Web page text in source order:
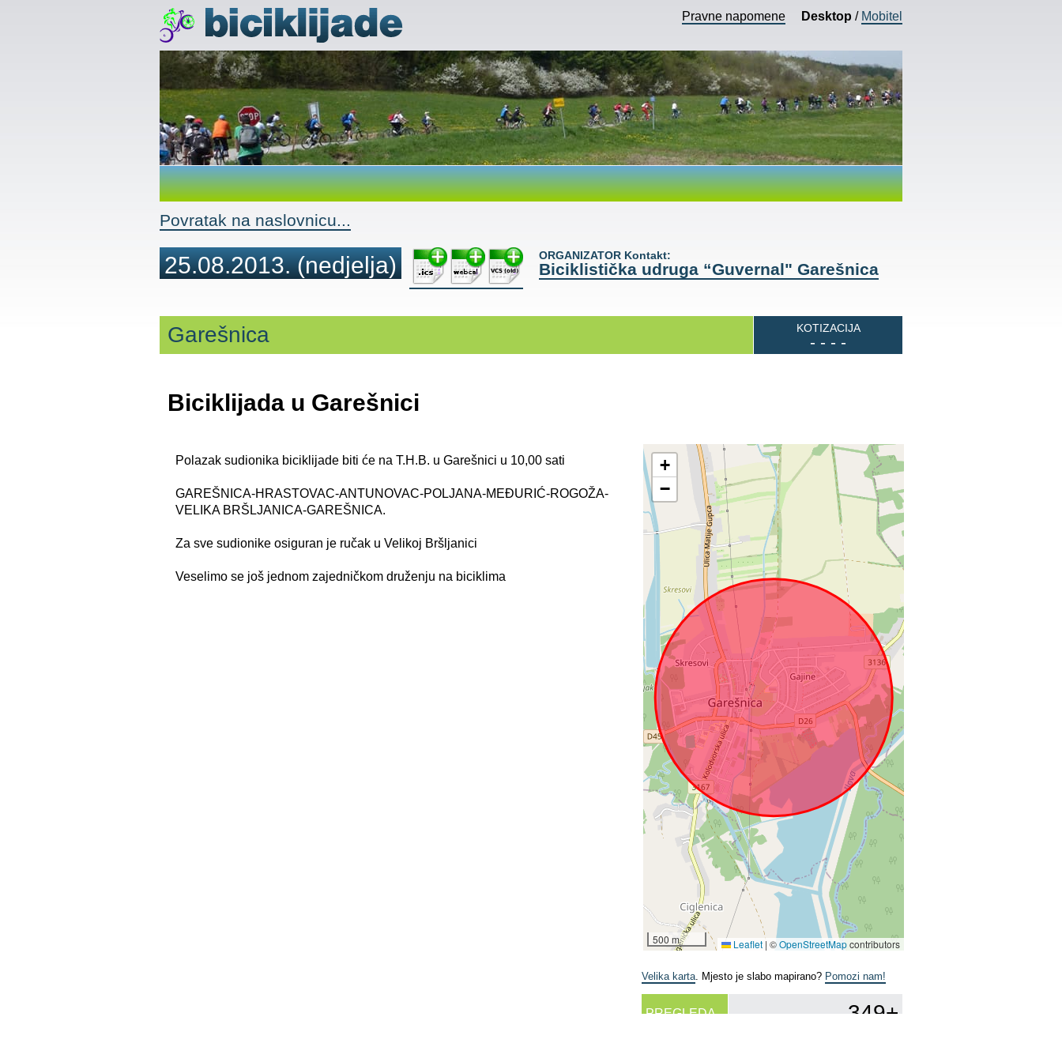
Pravne napomene Desktop / Mobitel
Povratak na naslovnicu...
25.08.2013.(nedjelja) ORGANIZATOR Kontakt:
Biciklistička udruga “Guvernal" Garešnica
Garešnica KOTIZACIJA
- - - -
Biciklijada u Garešnici
Polazak sudionika biciklijade biti će na T.H.B. u Garešnici u 10,00 sati
GAREŠNICA-HRASTOVAC-ANTUNOVAC-POLJANA-MEĐURIĆ-ROGOŽA-
VELIKA BRŠLJANICA-GAREŠNICA.
Za sve sudionike osiguran je ručak u Velikoj Bršljanici
Veselimo se još jednom zajedničkom druženju na biciklima
+
−
500 m Leaflet | ©OpenStreetMapcontributors
Velika karta. Mjesto je slabo mapirano? Pomozi nam!
PREGLEDA 349+